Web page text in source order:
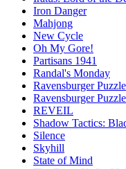
Iron Danger
Mahjong
New Cycle
Oh My Gore!
Partisans 1941
Randal's Monday
Ravensburger Puzzle
Ravensburger
REVEIL
Shadow Tactics:
Silence
Skyhill
State of Mind